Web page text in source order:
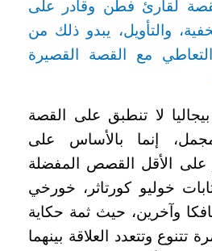
لقارئ فطن وقادر على
والتأويل، يبدو ذلك من
مع القصة القصيرة
لا تنطبق على القصة
إنما بالأساس على
على الأقل القصص المفضلة
خوليو كورتاثر، خورخي
وآخرين، حيث ثمة حكاية
وتتعدد العلاقة بينهما